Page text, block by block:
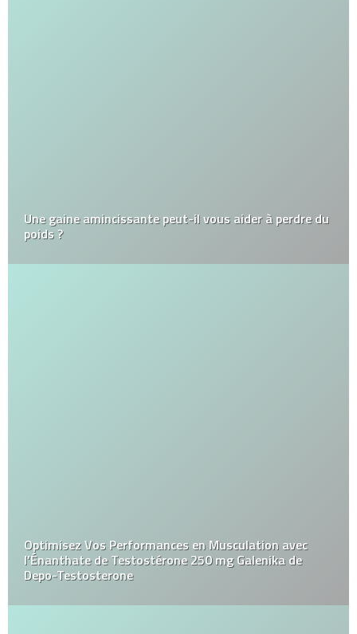
Une gaine amincissante peut-il vous aider à perdre du
poids ?
Optimisez Vos Performances en Musculation avec
l’Énanthate de Testostérone 250 mg Galenika de
Depo-Testosterone